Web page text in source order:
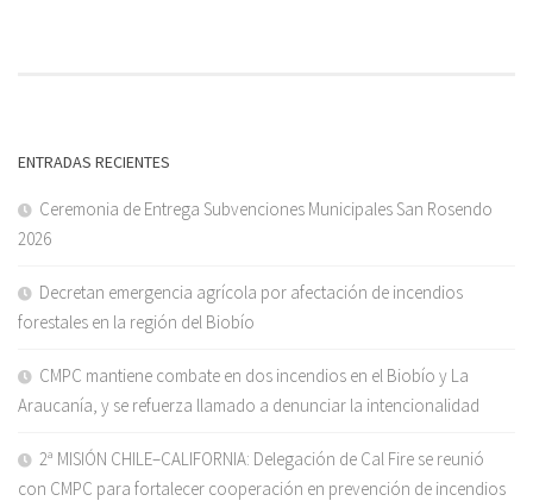
ENTRADAS RECIENTES
Ceremonia de Entrega Subvenciones Municipales San Rosendo
2026
Decretan emergencia agrícola por afectación de incendios
forestales en la región del Biobío
CMPC mantiene combate en dos incendios en el Biobío y La
Araucanía, y se refuerza llamado a denunciar la intencionalidad
2ª MISIÓN CHILE–CALIFORNIA: Delegación de Cal Fire se reunió
con CMPC para fortalecer cooperación en prevención de incendios